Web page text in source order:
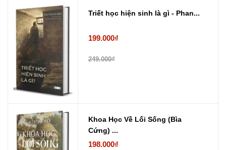
Triết học hiện sinh là gì - Phan...
199.000₫
249.000₫
Khoa Học Về Lối Sống (Bìa
Cứng) ...
198.000₫